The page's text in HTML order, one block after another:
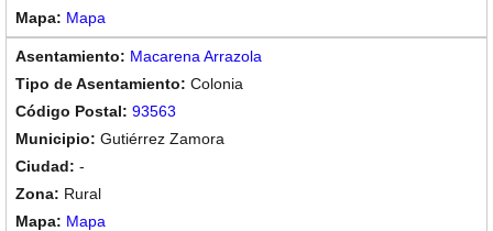
Mapa
Macarena Arrazola
Colonia
93563
Gutiérrez Zamora
-
Rural
Mapa